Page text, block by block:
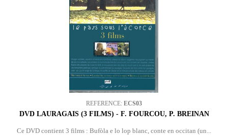
REFERENCE: ECS03
DVD LAURAGAIS (3 FILMS) - F. FOURCOU, P. BREINAN
Ce DVD contient 3 films : Bufòla e lo lop blanc, conte en occitan (un...